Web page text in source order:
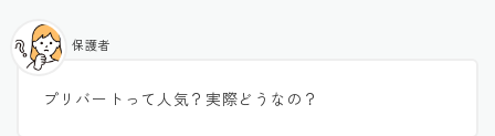
プリバートって人気？実際どうなの？
保護者